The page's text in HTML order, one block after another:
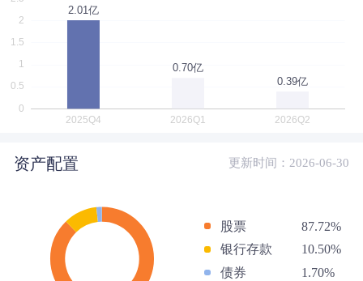
资产配置 更新时间：2026-06-30
股票
87.72%
银行存款
10.50%
债券
1.70%